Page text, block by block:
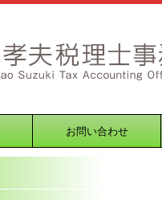
お問い合わせ